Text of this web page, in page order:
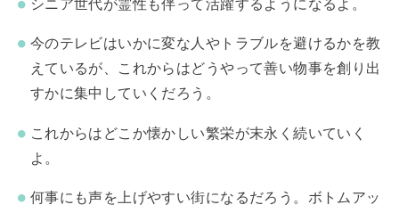
シニア世代が霊性も伴って活躍するようになるよ。
今のテレビはいかに変な人やトラブルを避けるかを教
えているが、これからはどうやって善い物事を創り出
すかに集中していくだろう。
これからはどこか懐かしい繁栄が末永く続いていく
よ。
何事にも声を上げやすい街になるだろう。ボトムアッ